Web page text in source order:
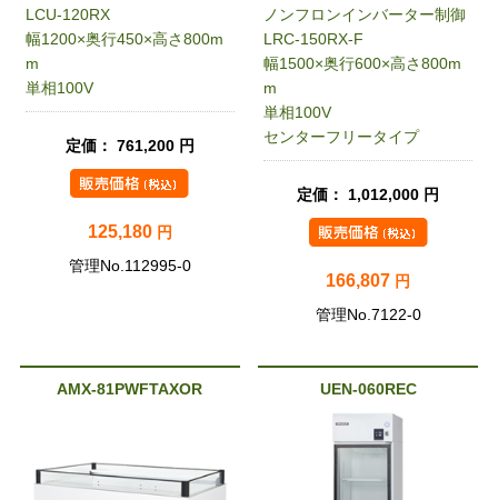
LCU-120RX
幅1200×奥行450×高さ800m
m
単相100V
定価： 761,200 円
125,180 円
管理No.112995-0
ノンフロンインバーター制御
LRC-150RX-F
幅1500×奥行600×高さ800m
m
単相100V
センターフリータイプ
定価： 1,012,000 円
166,807 円
管理No.7122-0
AMX-81PWFTAXOR UEN-060REC